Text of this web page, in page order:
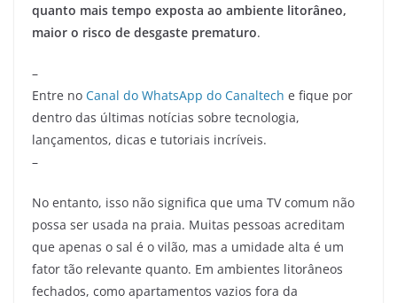
quanto mais tempo exposta ao ambiente litorâneo,
maior o risco de desgaste prematuro.
–
Entre no Canal do WhatsApp do Canaltech e fique por
dentro das últimas notícias sobre tecnologia,
lançamentos, dicas e tutoriais incríveis.
–
No entanto, isso não significa que uma TV comum não
possa ser usada na praia. Muitas pessoas acreditam
que apenas o sal é o vilão, mas a umidade alta é um
fator tão relevante quanto. Em ambientes litorâneos
fechados, como apartamentos vazios fora da